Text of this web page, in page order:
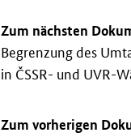
Zum nächsten
Begrenzung des
in ČSSR- und UVR-
Zum vorherigen